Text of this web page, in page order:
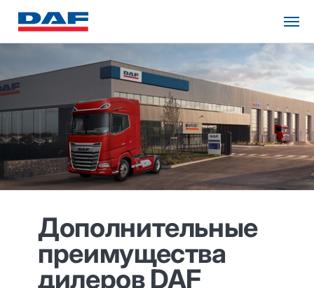
Дополнительные
преимущества
дилеров DAF